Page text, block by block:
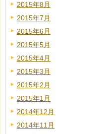
2015年8月
2015年7月
2015年6月
2015年5月
2015年4月
2015年3月
2015年2月
2015年1月
2014年12月
2014年11月